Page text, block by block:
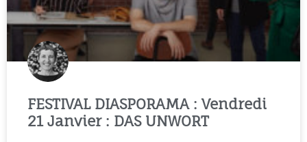
FESTIVAL DIASPORAMA : Vendredi
21 Janvier : DAS UNWORT